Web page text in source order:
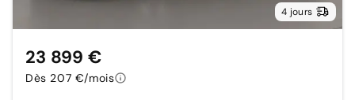
4 jours
23 899 €
Dès 207 €/mois